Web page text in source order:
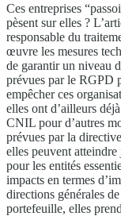
Ces entreprises
pèsent sur elles ?
responsable du
œuvre les mesures
de garantir un niveau
prévues par le RGPD
empêcher ces
elles ont d’ailleurs
CNIL pour d’autres
prévues par la
elles peuvent
pour les entités
impacts en termes
directions générales
portefeuille, elles